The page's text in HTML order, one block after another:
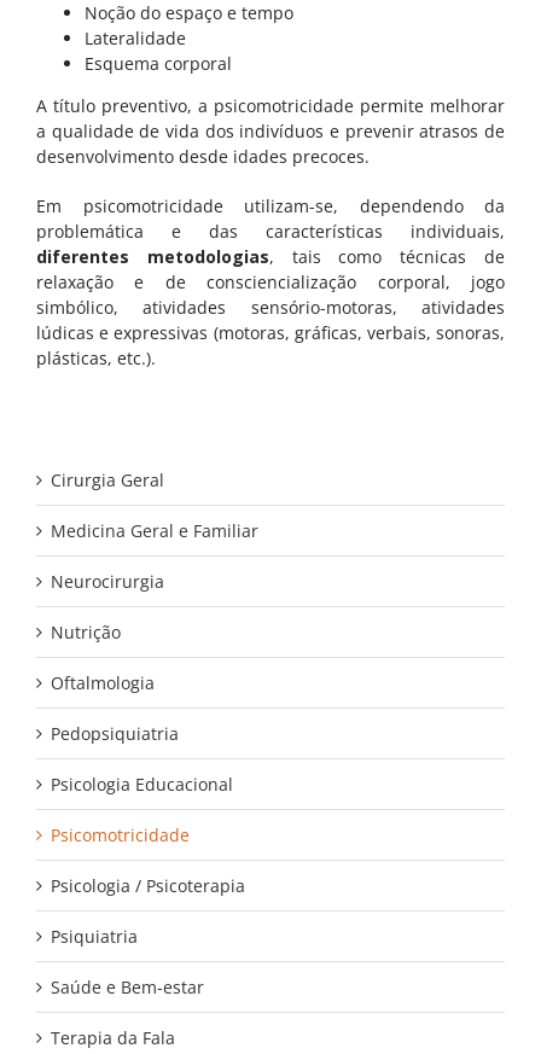
Noção do espaço e tempo
Lateralidade
Esquema corporal
A título preventivo, a psicomotricidade permite melhorar
a qualidade de vida dos indivíduos e prevenir atrasos de
desenvolvimento desde idades precoces.
Em psicomotricidade utilizam-se, dependendo da
problemática e das características individuais,
diferentes metodologias, tais como técnicas de
relaxação e de consciencialização corporal, jogo
simbólico, atividades sensório-motoras, atividades
lúdicas e expressivas (motoras, gráficas, verbais, sonoras,
plásticas, etc.).
Cirurgia Geral
Medicina Geral e Familiar
Neurocirurgia
Nutrição
Oftalmologia
Pedopsiquiatria
Psicologia Educacional
Psicomotricidade
Psicologia / Psicoterapia
Psiquiatria
Saúde e Bem-estar
Terapia da Fala
Comportamento e emoções
Desenvolvimento Infantil
Educação e dificuldades de aprendizagem
ADULTOS
Bem-estar psicológico e saúde mental
EDUCARES
Sobre Nós
Parceiros
Convenções e Acordos
Contactos
CONTACTOS
Av. Heliodoro Salgado 57
Phone: 210 938 430